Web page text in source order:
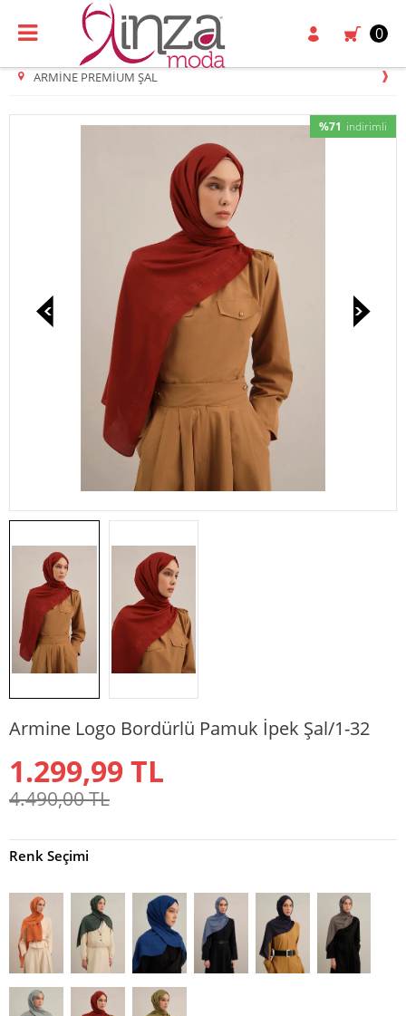
0
ARMINE PREMIUM ŞAL
%71 indirimli
Armine Logo Bordürlü Pamuk İpek Şal/1-32
1.299,99TL
4.490,00TL
Renk Seçimi